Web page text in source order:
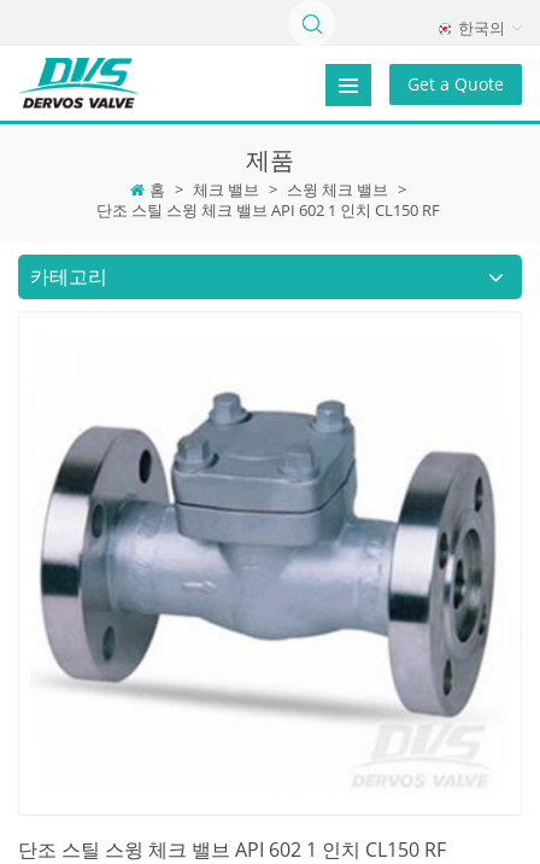
한국의
Get a Quote
제품
홈 > 체크 밸브 > 스윙 체크 밸브 >
단조 스틸 스윙 체크 밸브 API 602 1 인치 CL150 RF
카테고리
단조 스틸 스윙 체크 밸브 API 602 1 인치 CL150 RF